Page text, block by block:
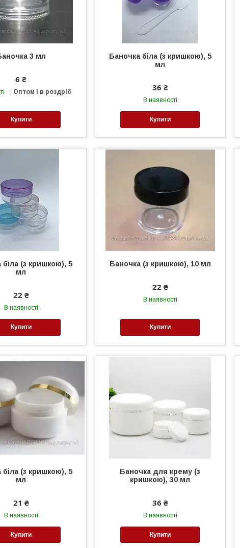
3 мл
6 ₴
Оптом і в роздріб
Купити
Баночка біла (з кришкою), 5
мл
36 ₴
В наявності
Купити
біла (з кришкою), 5
мл
22 ₴
В наявності
Купити
Баночка (з кришкою), 10 мл
22 ₴
В наявності
Купити
біла (з кришкою), 5
мл
21 ₴
В наявності
Купити
Баночка для крему (з
кришкою), 30 мл
36 ₴
В наявності
Купити